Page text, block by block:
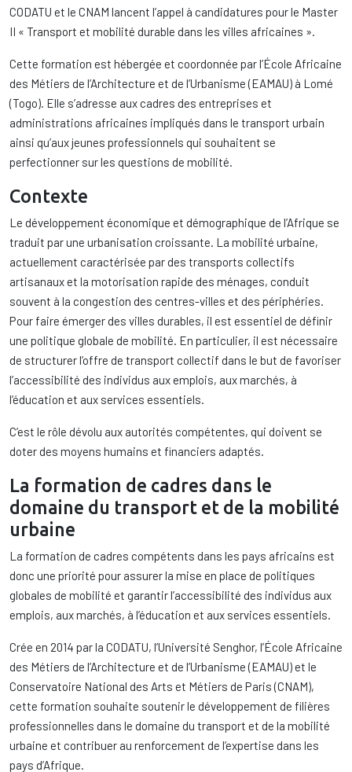
CODATU et le CNAM lancent l’appel à candidatures pour le Master
II « Transport et mobilité durable dans les villes africaines ».
Cette formation est hébergée et coordonnée par l’École Africaine
des Métiers de l’Architecture et de l’Urbanisme (EAMAU) à Lomé
(Togo). Elle s’adresse aux cadres des entreprises et
administrations africaines impliqués dans le transport urbain
ainsi qu’aux jeunes professionnels qui souhaitent se
perfectionner sur les questions de mobilité.
Contexte
Le développement économique et démographique de l’Afrique se
traduit par une urbanisation croissante. La mobilité urbaine,
actuellement caractérisée par des transports collectifs
artisanaux et la motorisation rapide des ménages, conduit
souvent à la congestion des centres-villes et des périphéries.
Pour faire émerger des villes durables, il est essentiel de définir
une politique globale de mobilité. En particulier, il est nécessaire
de structurer l’offre de transport collectif dans le but de favoriser
l’accessibilité des individus aux emplois, aux marchés, à
l’éducation et aux services essentiels.
C’est le rôle dévolu aux autorités compétentes, qui doivent se
doter des moyens humains et financiers adaptés.
La formation de cadres dans le
domaine du transport et de la mobilité
urbaine
La formation de cadres compétents dans les pays africains est
donc une priorité pour assurer la mise en place de politiques
globales de mobilité et garantir l’accessibilité des individus aux
emplois, aux marchés, à l’éducation et aux services essentiels.
Crée en 2014 par la CODATU, l’Université Senghor, l’École Africaine
des Métiers de l’Architecture et de l’Urbanisme (EAMAU) et le
Conservatoire National des Arts et Métiers de Paris (CNAM),
cette formation souhaite soutenir le développement de filières
professionnelles dans le domaine du transport et de la mobilité
urbaine et contribuer au renforcement de l’expertise dans les
pays d’Afrique.